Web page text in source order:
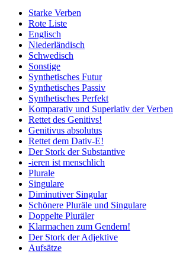
Starke Verben
Rote Liste
Englisch
Niederländisch
Schwedisch
Sonstige
Synthetisches Futur
Synthetisches Passiv
Synthetisches Perfekt
Komparativ und Superlativ der Verben
Rettet des Genitivs!
Genitivus absolutus
Rettet dem Dativ-E!
Der Stork der Substantive
-ieren ist menschlich
Plurale
Singulare
Diminutiver Singular
Schönere Pluräle und Singulare
Doppelte Pluräler
Klarmachen zum Gendern!
Der Stork der Adjektive
Aufsätze